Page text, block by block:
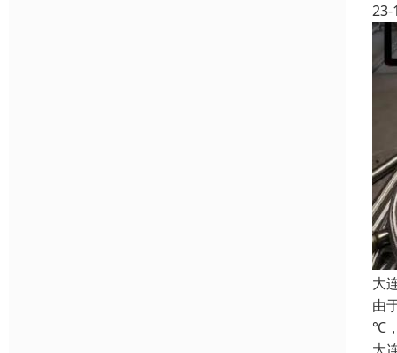
23-
大
由
℃